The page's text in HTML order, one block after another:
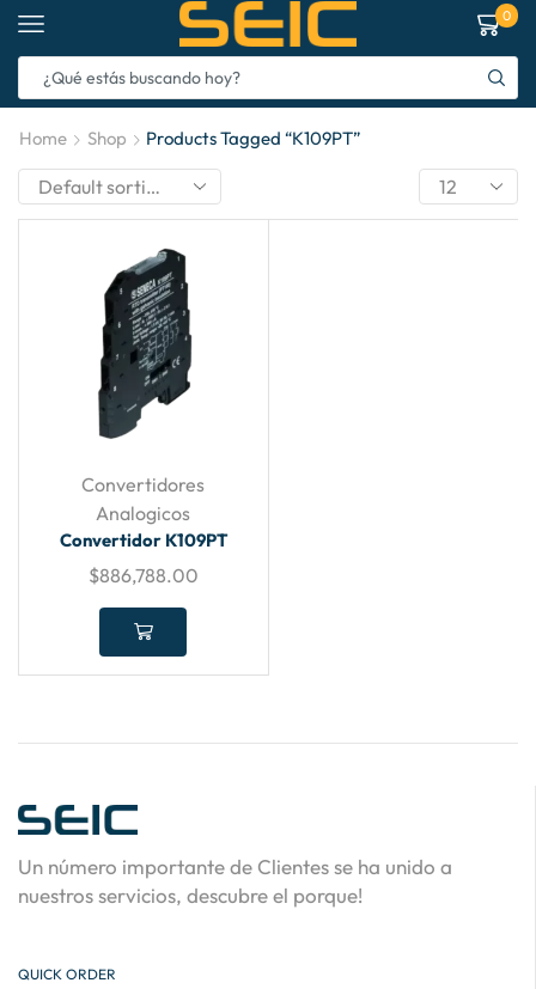
0
Home Shop Products Tagged “K109PT”
Convertidores
Analogicos
Convertidor K109PT
$886,788.00
Un número importante de Clientes se ha unido a
nuestros servicios, descubre el porque!
QUICK ORDER